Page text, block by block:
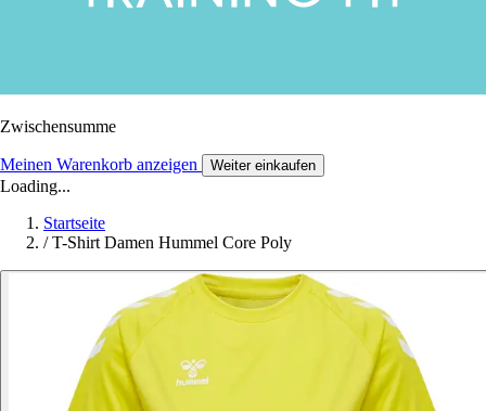
Zwischensumme
Meinen Warenkorb anzeigen Weiter einkaufen
Loading...
Startseite
/ T-Shirt Damen Hummel Core Poly